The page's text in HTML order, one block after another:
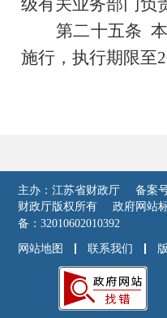
第二十五条
施行，执行期限至
主办：江苏省财政厅 备案
财政厅版权所有
政府网站
备：32010602010392
网站地图 联系我们